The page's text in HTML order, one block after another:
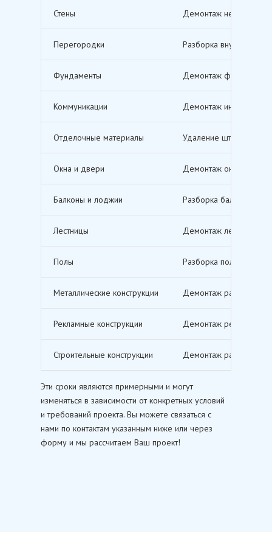
Стены Демонтаж несущих и
Перегородки Разборка внутренних
Фундаменты Демонтаж
Коммуникации Демонтаж инженерных
Отделочные материалы Удаление штукатурки,
Окна и двери Демонтаж оконных и
Балконы и лоджии Разборка балконов и
Лестницы Демонтаж лестничных
Полы Разборка полов,
Металлические конструкции Демонтаж различных
Рекламные конструкции Демонтаж рекламных
Строительные конструкции Демонтаж различных
Эти сроки являются примерными и могут
изменяться в зависимости от конкретных условий
и требований проекта. Вы можете связаться с
нами по контактам указанным ниже или через
форму и мы рассчитаем Ваш проект!